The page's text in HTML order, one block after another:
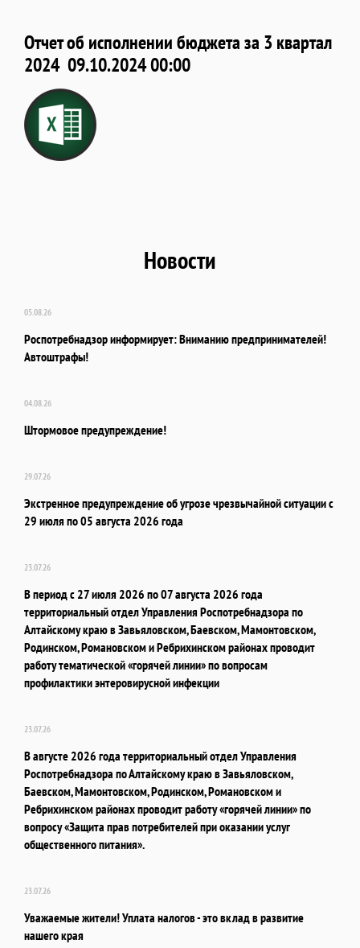
Отчет об исполнении бюджета за 3 квартал
202409.10.2024 00:00
Новости
05.08.26
Роспотребнадзор информирует: Вниманию предпринимателей!
Автоштрафы!
04.08.26
Штормовое предупреждение!
29.07.26
Экстренное предупреждение об угрозе чрезвычайной ситуации с
29 июля по 05 августа 2026 года
23.07.26
В период с 27 июля 2026 по 07 августа 2026 года
территориальный отдел Управления Роспотребнадзора по
Алтайскому краю в Завьяловском, Баевском, Мамонтовском,
Родинском, Романовском и Ребрихинском районах проводит
работу тематической «горячей линии» по вопросам
профилактики энтеровирусной инфекции
23.07.26
В августе 2026 года территориальный отдел Управления
Роспотребнадзора по Алтайскому краю в Завьяловском,
Баевском, Мамонтовском, Родинском, Романовском и
Ребрихинском районах проводит работу «горячей линии» по
вопросу «Защита прав потребителей при оказании услуг
общественного питания».
23.07.26
Уважаемые жители! Уплата налогов - это вклад в развитие
нашего края